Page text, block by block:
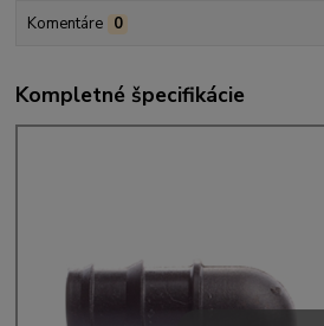
Komentáre 0
Kompletné špecifikácie